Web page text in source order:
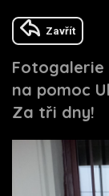
Zavřít
na pomoc
Za tři dny!